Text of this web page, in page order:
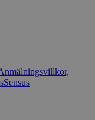
Sensus